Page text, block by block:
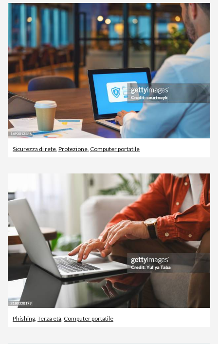
Sicurezza di rete Protezione Computer portatile
Phishing, Terza età, Computer portatile